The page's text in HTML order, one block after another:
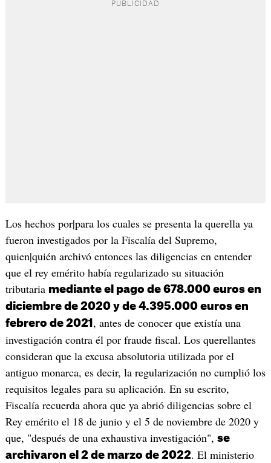
Los hechos por|para los cuales se presenta la querella ya
fueron investigados por la Fiscalía del Supremo,
quien|quién archivó entonces las diligencias en entender
que el rey emérito había regularizado su situación
tributaria mediante el pago de 678.000 euros en
diciembre de 2020 y de 4.395.000 euros en
febrero de 2021 , antes de conocer que existía una
investigación contra él por fraude fiscal. Los querellantes
consideran que la excusa absolutoria utilizada por el
antiguo monarca, es decir, la regularización no cumplió los
requisitos legales para su aplicación. En su escrito,
Fiscalía recuerda ahora que ya abrió diligencias sobre el
Rey emérito el 18 de junio y el 5 de noviembre de 2020 y
que, "después de una exhaustiva investigación", se
archivaron el 2 de marzo de 2022. El ministerio